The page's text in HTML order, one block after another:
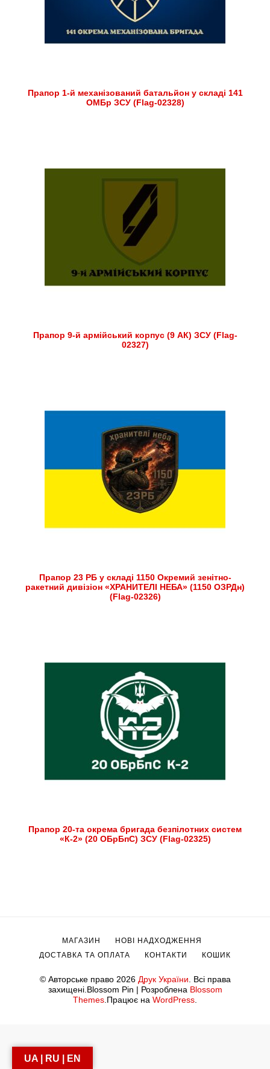
Прапор 1-й механізований батальйон у складі 141
ОМБр ЗСУ (Flag-02328)
Прапор 9-й армійський корпус (9 АК) ЗСУ (Flag-
02327)
Прапор 23 РБ у складі 1150 Окремий зенітно-
ракетний дивізіон «ХРАНИТЕЛІ НЕБА» (1150 ОЗРДн)
(Flag-02326)
Прапор 20-та окрема бригада безпілотних систем
«К-2» (20 ОБрБпС) ЗСУ (Flag-02325)
© Авторське право 2026 Друк України . Всі права
захищені. Blossom Pin | Розроблена Blossom
Themes .Працює на WordPress
МАГАЗИН
НОВІ НАДХОДЖЕННЯ
ДОСТАВКА ТА ОПЛАТА
КОНТАКТИ КОШИК
UA | RU | EN